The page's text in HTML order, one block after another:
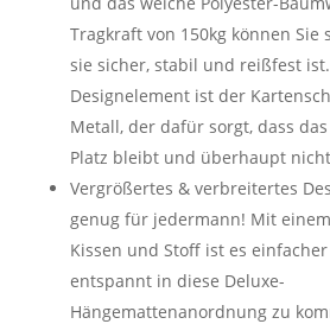
Tragkraft von 150kg können Sie
sie sicher, stabil und reißfest
Designelement ist der
Metall, der dafür sorgt, dass
Platz bleibt und überhaupt
Vergrößertes & verbreitertes
genug für jedermann! Mit
Kissen und Stoff ist es
entspannt in diese Deluxe-
Hängemattenanordnung zu